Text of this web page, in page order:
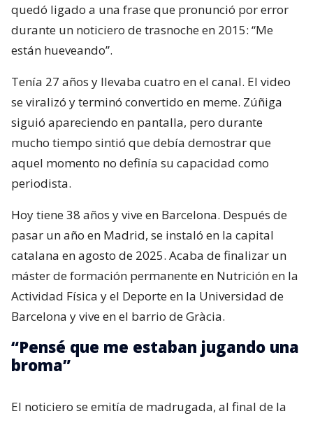
quedó ligado a una frase que pronunció por error
durante un noticiero de trasnoche en 2015: “Me
están hueveando”.
Tenía 27 años y llevaba cuatro en el canal. El video
se viralizó y terminó convertido en meme. Zúñiga
siguió apareciendo en pantalla, pero durante
mucho tiempo sintió que debía demostrar que
aquel momento no definía su capacidad como
periodista.
Hoy tiene 38 años y vive en Barcelona. Después de
pasar un año en Madrid, se instaló en la capital
catalana en agosto de 2025. Acaba de finalizar un
máster de formación permanente en Nutrición en la
Actividad Física y el Deporte en la Universidad de
Barcelona y vive en el barrio de Gràcia.
“Pensé que me estaban jugando una
broma”
El noticiero se emitía de madrugada, al final de la